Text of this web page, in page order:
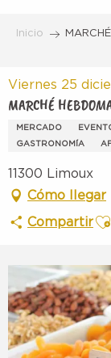
Inicio
Viernes 25
MARCHÉ
MERCADO
GASTRONOMÍA
11300 Limoux
Cómo llegar
Compartir